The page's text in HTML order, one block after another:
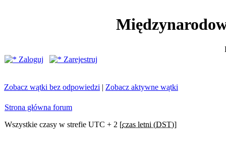
Zaloguj
Zarejestruj
Zobacz wątki bez odpowiedzi | Zobacz aktywne wątki
Strona główna forum
Wszystkie czasy w strefie UTC + 2 [czas letni (DST)]